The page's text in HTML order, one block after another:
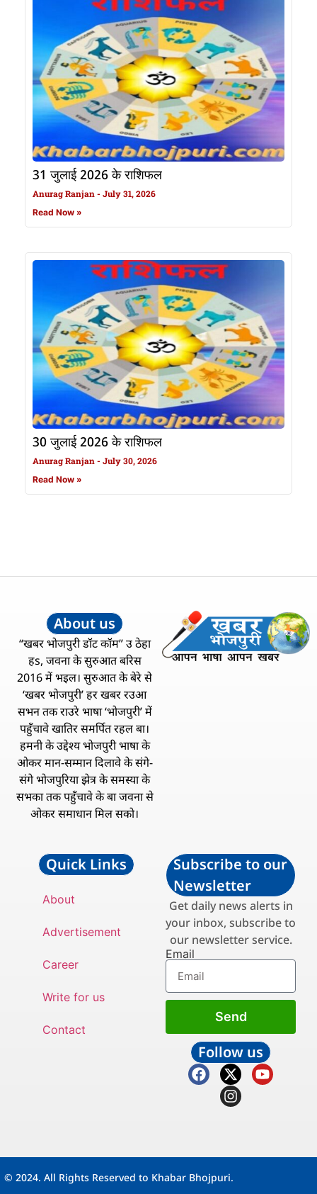
31 जुलाई 2026 के राशिफल
Anurag Ranjan July 31, 2026
Read Now »
30 जुलाई 2026 के राशिफल
Anurag Ranjan July 30, 2026
Read Now »
About us
“खबर भोजपुरी डॉट कॉम” उ ठेहा
हs, जवना के सुरुआत बरिस
2016 में भइल। सुरुआत के बेरे से
‘खबर भोजपुरी’ हर खबर रउआ
सभन तक राउरे भाषा ‘भोजपुरी’ में
पहुँचावे खातिर समर्पित रहल बा।
हमनी के उद्देश्य भोजपुरी भाषा के
ओकर मान-सम्मान दिलावे के संगे-
संगे भोजपुरिया झेत्र के समस्या के
सभका तक पहुँचावे के बा जवना से
ओकर समाधान मिल सको।
Quick Links
About
Advertisement
Career
Write for us
Contact
Subscribe to our
Newsletter
Get daily news alerts in
your inbox, subscribe to
our newsletter service.
Email
Send
Follow us
© 2024. All Rights Reserved to Khabar Bhojpuri.